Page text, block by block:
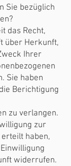
Sie bezüglich
das Recht,
über Herkunft,
Ihrer
Sie haben
Berichtigung
zu verlangen.
zur
haben,
widerrufen.